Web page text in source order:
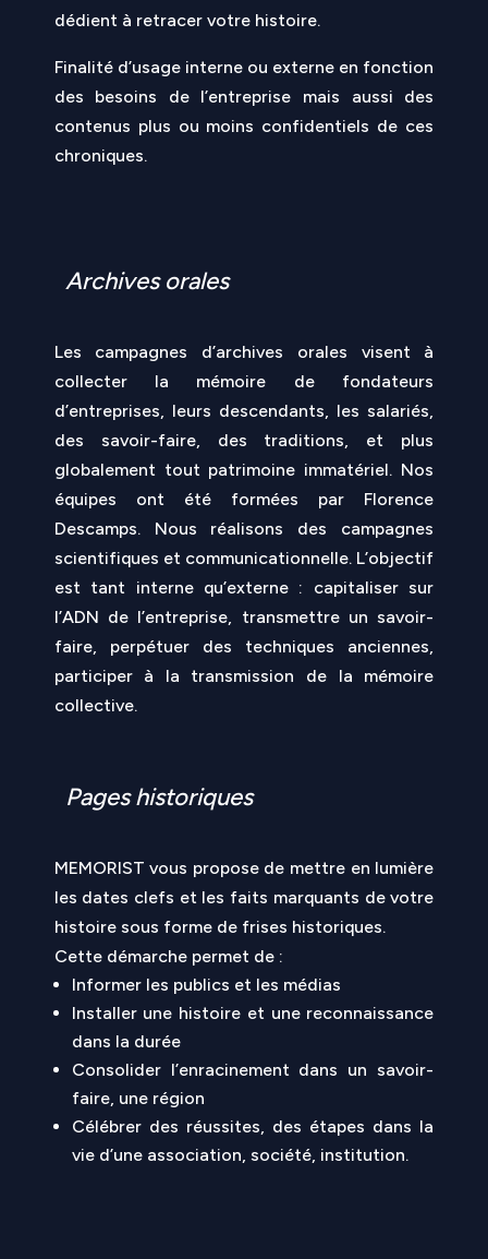
dédient à retracer votre histoire.
Finalité d’usage interne ou externe en fonction
des besoins de l’entreprise mais aussi des
contenus plus ou moins confidentiels de ces
chroniques.
Archives orales
Les campagnes d’archives orales visent à
collecter la mémoire de fondateurs
d’entreprises, leurs descendants, les salariés,
des savoir-faire, des traditions, et plus
globalement tout patrimoine immatériel. Nos
équipes ont été formées par Florence
Descamps. Nous réalisons des campagnes
scientifiques et communicationnelle. L’objectif
est tant interne qu’externe : capitaliser sur
l’ADN de l’entreprise, transmettre un savoir-
faire, perpétuer des techniques anciennes,
participer à la transmission de la mémoire
collective.
Pages historiques
MEMORIST vous propose de mettre en lumière
les dates clefs et les faits marquants de votre
histoire sous forme de frises historiques.
Cette démarche permet de :
Informer les publics et les médias
Installer une histoire et une reconnaissance
dans la durée
Consolider l’enracinement dans un savoir-
faire, une région
Célébrer des réussites, des étapes dans la
vie d’une association, société, institution.